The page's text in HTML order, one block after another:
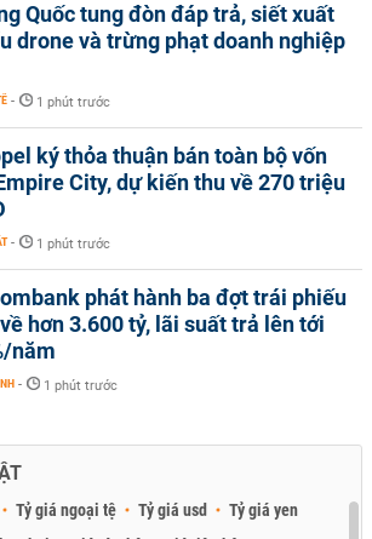
Quốc tung đòn đáp trả, siết xuất
drone và trừng phạt doanh nghiệp
- 1 phút trước
ký thỏa thuận bán toàn bộ vốn
City, dự kiến thu về 270 triệu
- 1 phút trước
phát hành ba đợt trái phiếu
hơn 3.600 tỷ, lãi suất trả lên tới
năm
- 1 phút trước
Tỷ giá ngoại tệ Tỷ giá usd
Tỷ giá yen